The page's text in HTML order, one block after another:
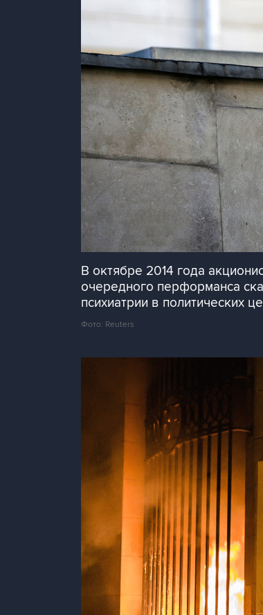
В октябре 2014 года
очередного перформанса
психиатрии в политических
Фото: Reuters